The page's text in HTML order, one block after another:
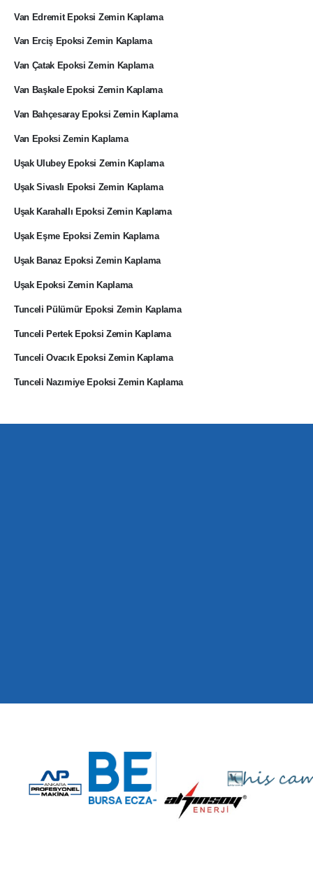
Van Edremit Epoksi Zemin Kaplama
Van Erciş Epoksi Zemin Kaplama
Van Çatak Epoksi Zemin Kaplama
Van Başkale Epoksi Zemin Kaplama
Van Bahçesaray Epoksi Zemin Kaplama
Van Epoksi Zemin Kaplama
Uşak Ulubey Epoksi Zemin Kaplama
Uşak Sivaslı Epoksi Zemin Kaplama
Uşak Karahallı Epoksi Zemin Kaplama
Uşak Eşme Epoksi Zemin Kaplama
Uşak Banaz Epoksi Zemin Kaplama
Uşak Epoksi Zemin Kaplama
Tunceli Pülümür Epoksi Zemin Kaplama
Tunceli Pertek Epoksi Zemin Kaplama
Tunceli Ovacık Epoksi Zemin Kaplama
Tunceli Nazımiye Epoksi Zemin Kaplama